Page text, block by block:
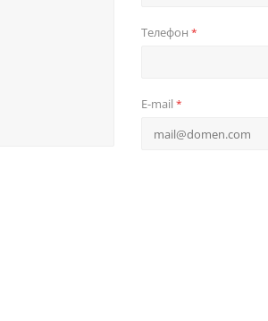
Телефон *
E-mail *